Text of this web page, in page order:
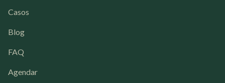
Casos
Blog
FAQ
Agendar